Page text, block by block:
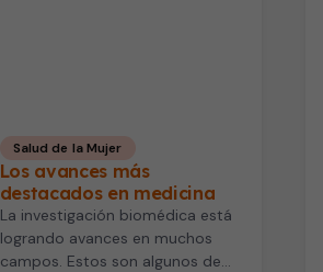
Salud de la Mujer
Los avances más
destacados en medicina
La investigación biomédica está
logrando avances en muchos
campos. Estos son algunos de